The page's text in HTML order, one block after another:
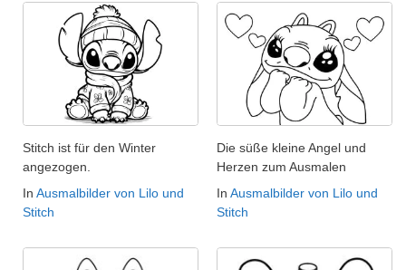
Stitch ist für den Winter
angezogen.
In Ausmalbilder von Lilo und
Stitch
Die süße kleine Angel und
Herzen zum Ausmalen
In Ausmalbilder von Lilo und
Stitch